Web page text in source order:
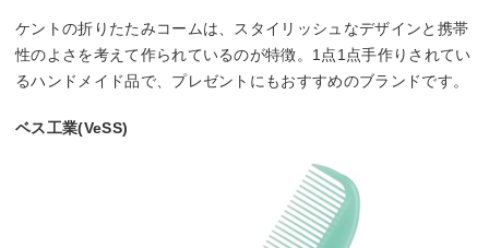
ケントの折りたたみコームは、スタイリッシュなデザインと携帯
性のよさを考えて作られているのが特徴。1点1点手作りされてい
るハンドメイド品で、プレゼントにもおすすめのブランドです。
ベス工業(VeSS)